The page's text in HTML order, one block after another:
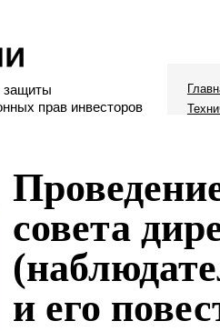
защиты
прав инвесторов
совета
и его